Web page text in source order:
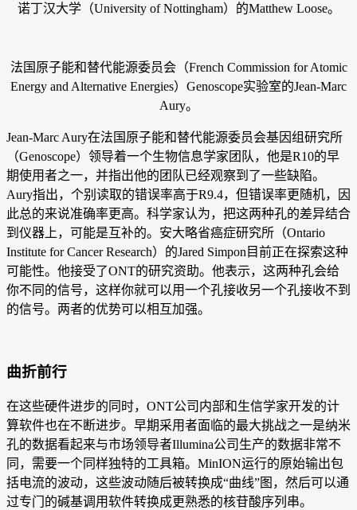
诺丁汉大学（University of Nottingham）的Matthew Loose。
法国原子能和替代能源委员会（French Commission for Atomic
Energy and Alternative Energies）Genoscope实验室的Jean-Marc
Aury。
Jean-Marc Aury在法国原子能和替代能源委员会基因组研究所
（Genoscope）领导着一个生物信息学家团队，他是R10的早
期使用者之一，并指出他的团队已经观察到了一些缺陷。
Aury指出，个别读取的错误率高于R9.4，但错误率更随机，因
此总的来说准确率更高。科学家认为，把这两种孔的差异结合
到仪器上，可能是互补的。安大略省癌症研究所（Ontario
Institute for Cancer Research）的Jared Simpon目前正在探索这种
可能性。他接受了ONT的研究资助。他表示，这两种孔会给
你不同的信号，这样你就可以用一个孔接收另一个孔接收不到
的信号。两者的优势可以相互加强。
曲折前行
在这些硬件进步的同时，ONT公司内部和生信学家开发的计
算软件也在不断进步。早期采用者面临的最大挑战之一是纳米
孔的数据看起来与市场领导者Illumina公司生产的数据非常不
同，需要一个同样独特的工具箱。MinION运行的原始输出包
括电流的波动，这些波动随后被转换成“曲线”图，然后可以通
过专门的碱基调用软件转换成更熟悉的核苷酸序列串。